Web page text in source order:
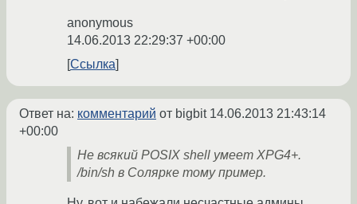
anonymous
14.06.2013 22:29:37 +00:00
Ссылка
Ответ на: комментарий от bigbit 14.06.2013 21:43:14
+00:00
Не всякий POSIX shell умеет XPG4+.
/bin/sh в Солярке тому пример.